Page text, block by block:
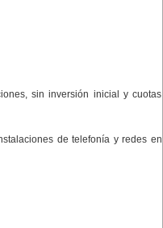
sin inversión inicial y cuotas
de telefonía y redes en